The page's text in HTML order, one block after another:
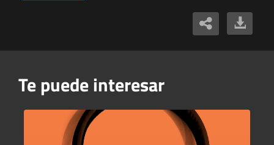
Te puede interesar